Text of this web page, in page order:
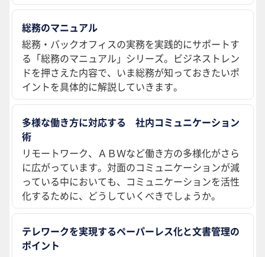
総務のマニュアル
総務・バックオフィスの実務を実践的にサポートす
る「総務のマニュアル」シリーズ。ビジネストレン
ドを押さえた内容で、いま総務が知っておきたいポ
イントを具体的に解説していきます。
多様な働き方に対応する 社内コミュニケーション
術
リモートワーク、ＡＢＷなど働き方の多様化がさら
に広がっています。対面のコミュニケーションが減
っている中においても、コミュニケーションを活性
化するために、どうしていくべきでしょうか。
テレワークを実現するペーパーレス化と文書管理の
ポイント